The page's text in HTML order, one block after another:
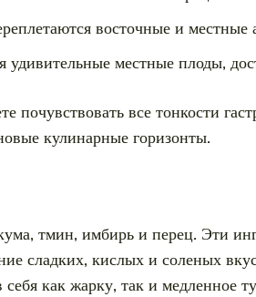
восточные и местные
удивительные местные плоды,
все тонкости
кулинарные горизонты.
тмин, имбирь и перец. Эти
сладких, кислых и соленых
как жарку, так и медленное